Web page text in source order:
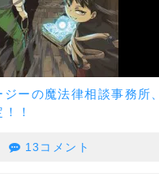
ジーの魔法律相談事務所、
！
13コメント